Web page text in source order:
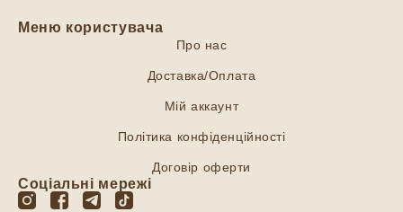
Меню користувача
Про нас
Доставка/Оплата
Мій аккаунт
Політика конфіденційності
Договір оферти
Соціальні мережі